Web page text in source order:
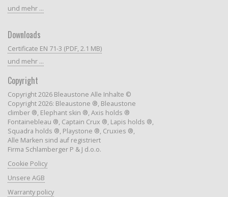
und mehr ...
Downloads
Certificate EN 71-3 (PDF, 2.1 MB)
und mehr ...
Copyright
Copyright 2026 Bleaustone Alle Inhalte ©
Copyright 2026: Bleaustone ®, Bleaustone
climber ®, Elephant skin ®, Axis holds ®
Fontainebleau ®, Captain Crux ®, Lapis holds ®,
Squadra holds ®, Playstone ®, Cruxies ®,
Alle Marken sind auf registriert
Firma Schlamberger P & J d.o.o.
Cookie Policy
Unsere AGB
Warranty policy